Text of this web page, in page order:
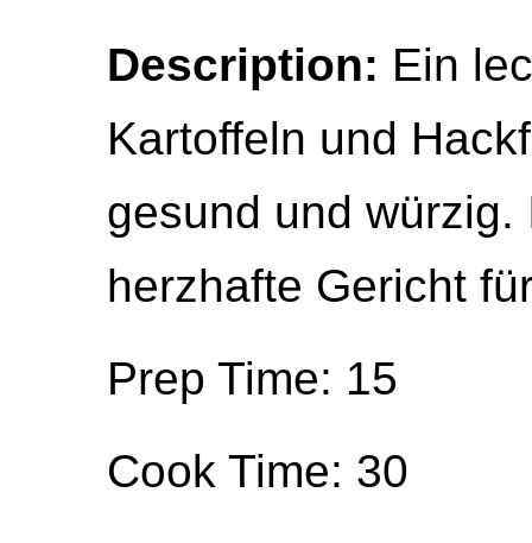
Description: Ein
Kartoffeln und
gesund und
herzhafte Gericht
Prep Time: 15
Cook Time: 30